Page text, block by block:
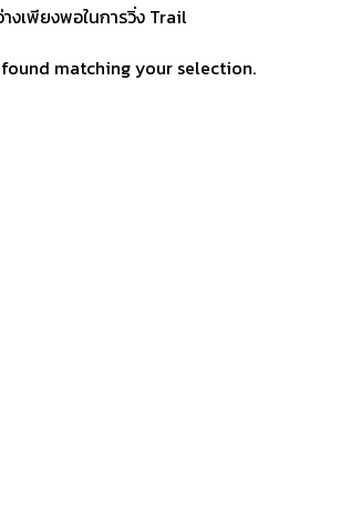
งเพียงพอในการวิ่ง Trail
matching your selection.